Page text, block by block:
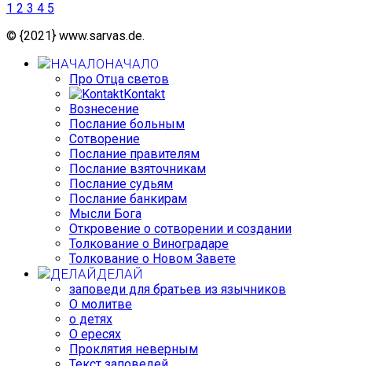
1 2 3 4 5
© {2021} www.sarvas.de.
НАЧАЛО
Про Отца светов
Kontakt
Вознесение
Послание больным
Сотворение
Послание правителям
Послание взяточникам
Послание судьям
Послание банкирам
Мысли Бога
Откровение о сотворении и создании
Толкование о Виноградаре
Толкование о Новом Завете
ДЕЛАЙ
заповеди для братьев из язычников
О молитве
о детях
О ересях
Проклятия неверным